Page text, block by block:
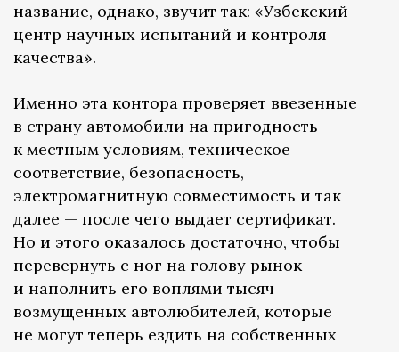
название, однако, звучит так: «Узбекский
центр научных испытаний и контроля
качества».
Именно эта контора проверяет ввезенные
в страну автомобили на пригодность
к местным условиям, техническое
соответствие, безопасность,
электромагнитную совместимость и так
далее — после чего выдает сертификат.
Но и этого оказалось достаточно, чтобы
перевернуть с ног на голову рынок
и наполнить его воплями тысяч
возмущенных автолюбителей, которые
не могут теперь ездить на собственных